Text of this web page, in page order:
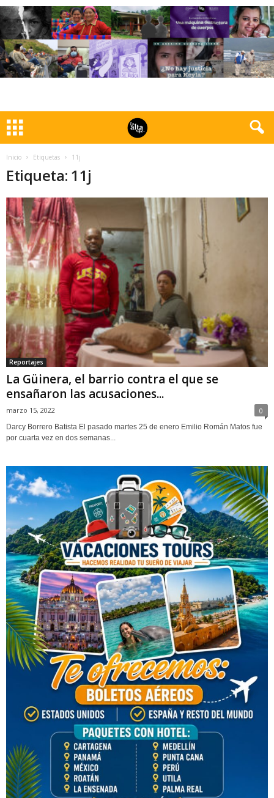
Inicio Etiquetas 11j
Etiqueta: 11j
Reportajes
La Güinera, el barrio contra el que se
ensañaron las acusaciones...
marzo 15, 2022 0
Darcy Borrero Batista El pasado martes 25 de enero Emilio Román Matos fue
por cuarta vez en dos semanas...